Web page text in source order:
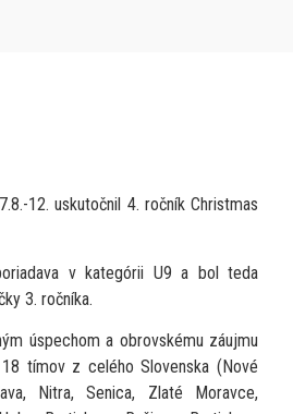
12. uskutočnil 4. ročník Christmas
v kategórii U9 a bol teda
3. ročníka.
úspechom a obrovskému záujmu
tímov z celého Slovenska (Nové
Nitra, Senica, Zlaté Moravce,